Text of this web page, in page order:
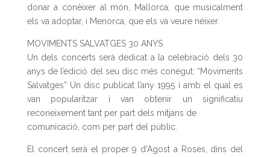
donar a conèixer al món, Mallorca, que musicalment
els va adoptar, i Menorca, que els va veure néixer.
MOVIMENTS SALVATGES 30 ANYS
Un dels concerts serà dedicat a la celebració dels 30
anys de l’edició del seu disc més conegut: “Moviments
Salvatges” Un disc publicat l’any 1995 i amb el qual es
van popularitzar i van obtenir un significatiu
reconeixement tant per part dels mitjans de
comunicació, com per part del públic.
El concert serà el proper 9 d’Agost a Roses, dins del